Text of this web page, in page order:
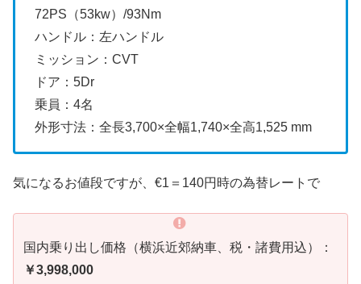
72PS（53kw）/93Nm
ハンドル：左ハンドル
ミッション：CVT
ドア：5Dr
乗員：4名
外形寸法：全長3,700×全幅1,740×全高1,525 mm
気になるお値段ですが、€1＝140円時の為替レートで
国内乗り出し価格（横浜近郊納車、税・諸費用込）：
￥3,998,000